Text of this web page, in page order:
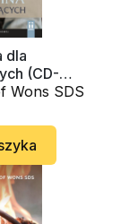
dla
(CD-
Wons SDS